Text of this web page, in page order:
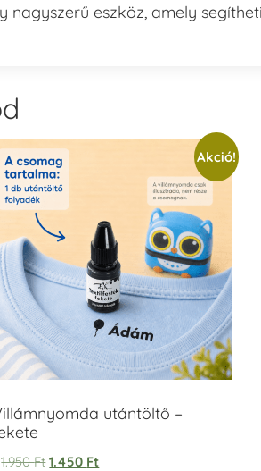
nagyszerű eszköz, amely
Akció!
utántöltő –
1.950Ft 1.450 Ft